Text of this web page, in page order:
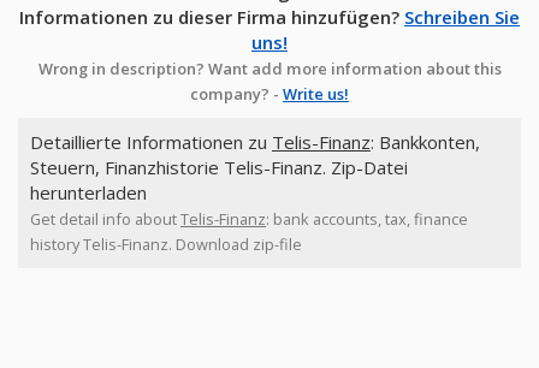
Informationen zu dieser Firma hinzufügen? Schreiben Sie
uns!
Wrong in description? Want add more information about this
company? - Write us!
Detaillierte Informationen zu Telis-Finanz: Bankkonten,
Steuern, Finanzhistorie Telis-Finanz. Zip-Datei
herunterladen
Get detail info aboutTelis-Finanz: bank accounts, tax, finance
history Telis-Finanz. Download zip-file